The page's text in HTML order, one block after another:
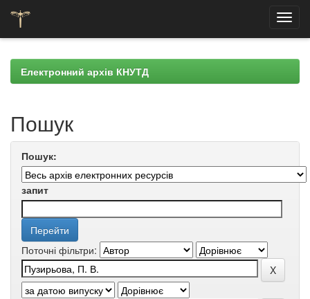
navigationЕлектронний архів КНУТД
Пошук
Пошук:
запит
Поточні фільтри: